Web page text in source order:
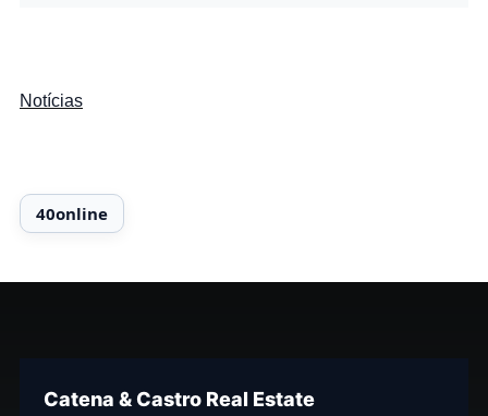
Notícias
Catena & Castro Real Estate